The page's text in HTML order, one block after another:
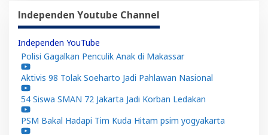
Independen Youtube Channel
Independen YouTube
Polisi Gagalkan Penculik Anak di Makassar
Aktivis 98 Tolak Soeharto Jadi Pahlawan Nasional
54 Siswa SMAN 72 Jakarta Jadi Korban Ledakan
PSM Bakal Hadapi Tim Kuda Hitam psim yogyakarta